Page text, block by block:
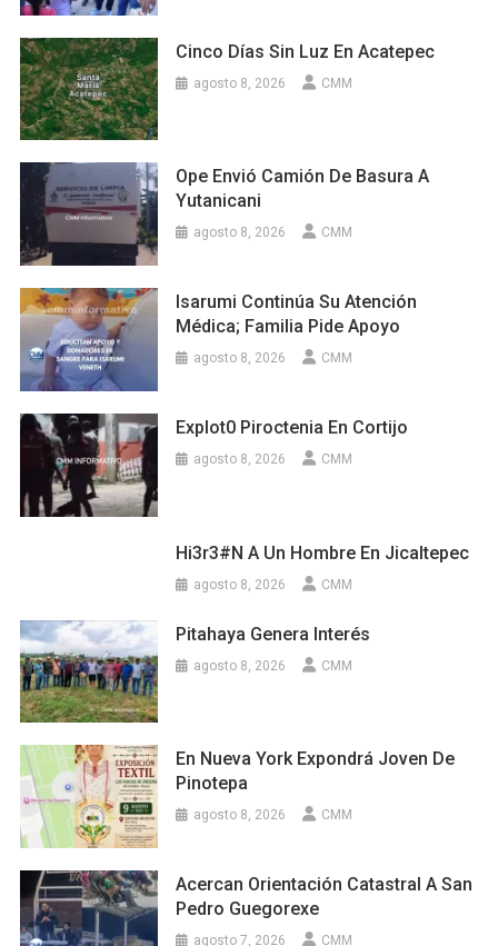
Cinco Días Sin Luz En Acatepec
agosto 8, 2026 CMM
Ope Envió Camión De Basura A
Yutanicani
agosto 8, 2026 CMM
Isarumi Continúa Su Atención
Médica; Familia Pide Apoyo
agosto 8, 2026 CMM
Explot0 Piroctenia En Cortijo
agosto 8, 2026 CMM
Hi3r3#n A Un Hombre En Jicaltepec
agosto 8, 2026 CMM
Pitahaya Genera Interés
agosto 8, 2026 CMM
En Nueva York Expondrá Joven De
Pinotepa
agosto 8, 2026 CMM
Acercan Orientación Catastral A San
Pedro Guegorexe
agosto 7, 2026 CMM